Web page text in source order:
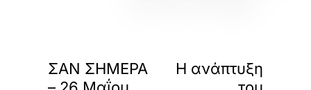
ΣΑΝ ΣΗΜΕΡΑ
Η ανάπτυξη